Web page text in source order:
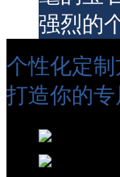
强烈的
个性化定制
打造你的